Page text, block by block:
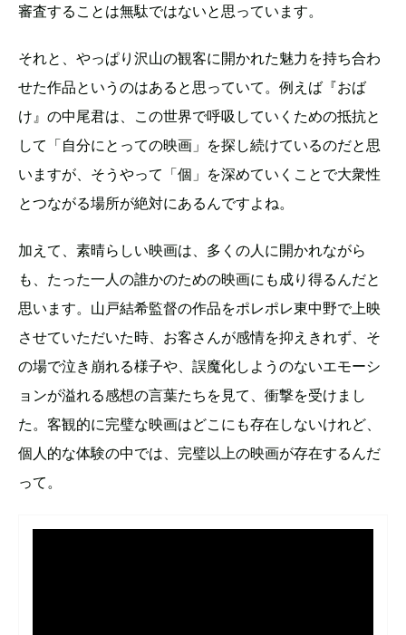
審査することは無駄ではないと思っています。
それと、やっぱり沢山の観客に開かれた魅力を持ち合わ
せた作品というのはあると思っていて。例えば『おば
け』の中尾君は、この世界で呼吸していくための抵抗と
して「自分にとっての映画」を探し続けているのだと思
いますが、そうやって「個」を深めていくことで大衆性
とつながる場所が絶対にあるんですよね。
加えて、素晴らしい映画は、多くの人に開かれながら
も、たった一人の誰かのための映画にも成り得るんだと
思います。山戸結希監督の作品をポレポレ東中野で上映
させていただいた時、お客さんが感情を抑えきれず、そ
の場で泣き崩れる様子や、誤魔化しようのないエモーシ
ョンが溢れる感想の言葉たちを見て、衝撃を受けまし
た。客観的に完璧な映画はどこにも存在しないけれど、
個人的な体験の中では、完璧以上の映画が存在するんだ
って。